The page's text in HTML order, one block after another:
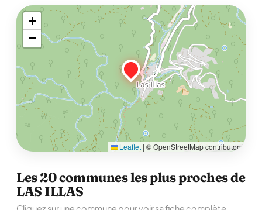
+
−
Leaflet | © OpenStreetMap contributors
Les 20 communes les plus proches de
LAS ILLAS